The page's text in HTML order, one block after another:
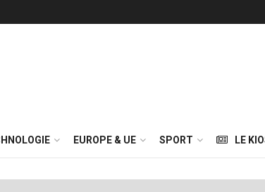
EUROPE & UE SPORT LE